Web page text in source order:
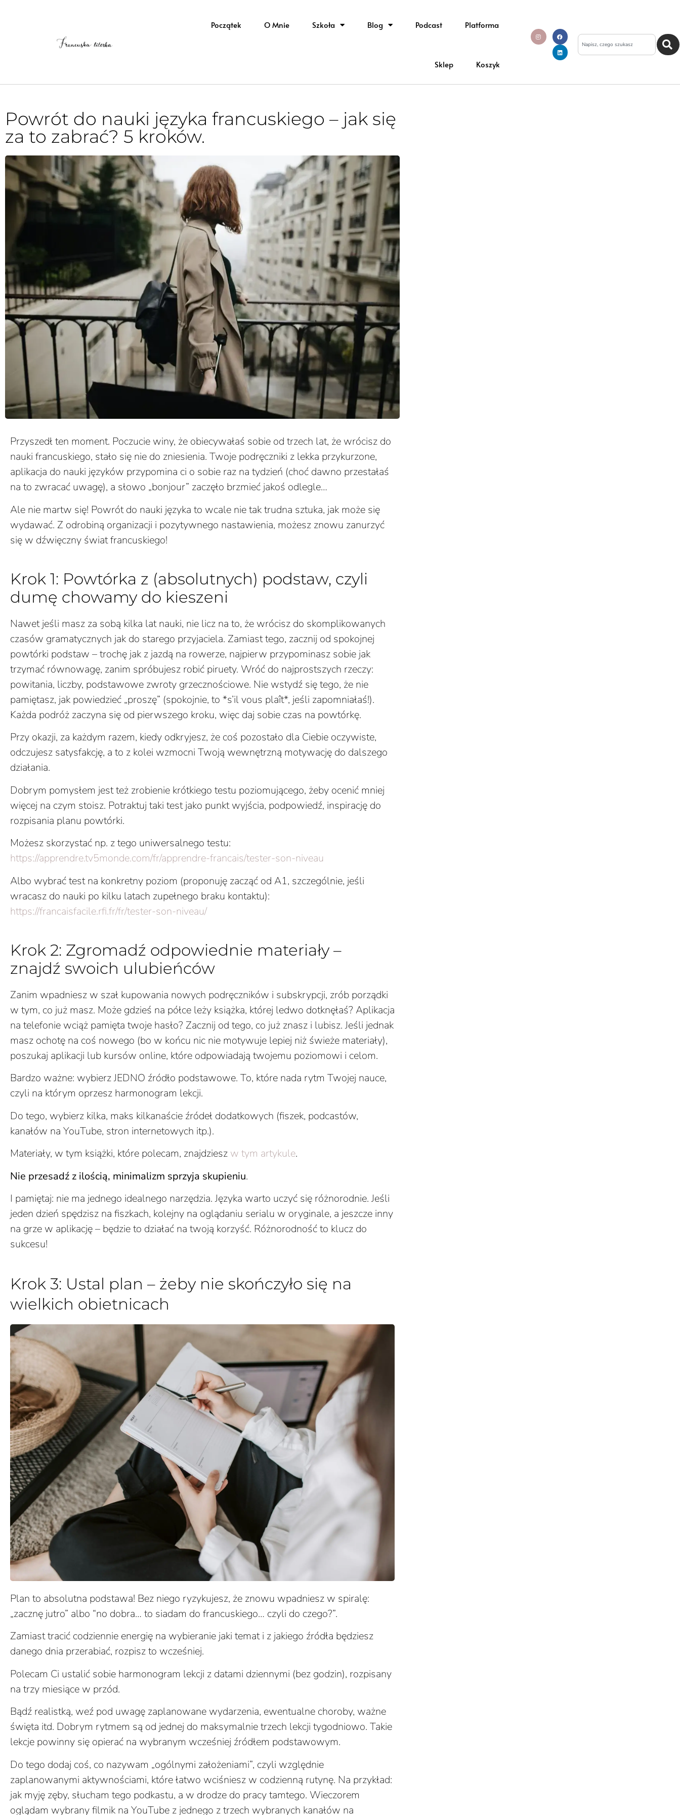
Początek O Mnie Szkoła Blog Podcast Platforma
Sklep Koszyk
Powrót do nauki języka francuskiego – jak się
za to zabrać? 5 kroków.
Przyszedł ten moment. Poczucie winy, że obiecywałaś sobie od trzech lat, że wrócisz do
nauki francuskiego, stało się nie do zniesienia. Twoje podręczniki z lekka przykurzone,
aplikacja do nauki języków przypomina ci o sobie raz na tydzień (choć dawno przestałaś
na to zwracać uwagę), a słowo „bonjour” zaczęło brzmieć jakoś odlegle…
Ale nie martw się! Powrót do nauki języka to wcale nie tak trudna sztuka, jak może się
wydawać. Z odrobiną organizacji i pozytywnego nastawienia, możesz znowu zanurzyć
się w dźwięczny świat francuskiego!
Krok 1: Powtórka z (absolutnych) podstaw, czyli
dumę chowamy do kieszeni
Nawet jeśli masz za sobą kilka lat nauki, nie licz na to, że wrócisz do skomplikowanych
czasów gramatycznych jak do starego przyjaciela. Zamiast tego, zacznij od spokojnej
powtórki podstaw – trochę jak z jazdą na rowerze, najpierw przypominasz sobie jak
trzymać równowagę, zanim spróbujesz robić piruety. Wróć do najprostszych rzeczy:
powitania, liczby, podstawowe zwroty grzecznościowe. Nie wstydź się tego, że nie
pamiętasz, jak powiedzieć „proszę” (spokojnie, to *s’il vous plaît*, jeśli zapomniałaś!).
Każda podróż zaczyna się od pierwszego kroku, więc daj sobie czas na powtórkę.
Przy okazji, za każdym razem, kiedy odkryjesz, że coś pozostało dla Ciebie oczywiste,
odczujesz satysfakcję, a to z kolei wzmocni Twoją wewnętrzną motywację do dalszego
działania.
Dobrym pomysłem jest też zrobienie krótkiego testu poziomującego, żeby ocenić mniej
więcej na czym stoisz. Potraktuj taki test jako punkt wyjścia, podpowiedź, inspirację do
rozpisania planu powtórki.
Możesz skorzystać np. z tego uniwersalnego testu:
https://apprendre.tv5monde.com/fr/apprendre-francais/tester-son-niveau
Albo wybrać test na konkretny poziom (proponuję zacząć od A1, szczególnie, jeśli
wracasz do nauki po kilku latach zupełnego braku kontaktu):
https://francaisfacile.rfi.fr/fr/tester-son-niveau/
Krok 2: Zgromadź odpowiednie materiały –
znajdź swoich ulubieńców
Zanim wpadniesz w szał kupowania nowych podręczników i subskrypcji, zrób porządki
w tym, co już masz. Może gdzieś na półce leży książka, której ledwo dotknęłaś? Aplikacja
na telefonie wciąż pamięta twoje hasło? Zacznij od tego, co już znasz i lubisz. Jeśli jednak
masz ochotę na coś nowego (bo w końcu nic nie motywuje lepiej niż świeże materiały),
poszukaj aplikacji lub kursów online, które odpowiadają twojemu poziomowi i celom.
Bardzo ważne: wybierz JEDNO źródło podstawowe. To, które nada rytm Twojej nauce,
czyli na którym oprzesz harmonogram lekcji.
Do tego, wybierz kilka, maks kilkanaście źródeł dodatkowych (fiszek, podcastów,
kanałów na YouTube, stron internetowych itp.).
Materiały, w tym książki, które polecam, znajdziesz w tym artykule.
Nie przesadź z ilością, minimalizm sprzyja skupieniu.
I pamiętaj: nie ma jednego idealnego narzędzia. Języka warto uczyć się różnorodnie. Jeśli
jeden dzień spędzisz na fiszkach, kolejny na oglądaniu serialu w oryginale, a jeszcze inny
na grze w aplikację – będzie to działać na twoją korzyść. Różnorodność to klucz do
sukcesu!
Krok 3: Ustal plan – żeby nie skończyło się na
wielkich obietnicach
Plan to absolutna podstawa! Bez niego ryzykujesz, że znowu wpadniesz w spiralę:
„zacznę jutro” albo “no dobra… to siadam do francuskiego… czyli do czego?”.
Zamiast tracić codziennie energię na wybieranie jaki temat i z jakiego źródła będziesz
danego dnia przerabiać, rozpisz to wcześniej.
Polecam Ci ustalić sobie harmonogram lekcji z datami dziennymi (bez godzin), rozpisany
na trzy miesiące w przód.
Bądź realistką, weź pod uwagę zaplanowane wydarzenia, ewentualne choroby, ważne
święta itd. Dobrym rytmem są od jednej do maksymalnie trzech lekcji tygodniowo. Takie
lekcje powinny się opierać na wybranym wcześniej źródłem podstawowym.
Do tego dodaj coś, co nazywam „ogólnymi założeniami”, czyli względnie
zaplanowanymi aktywnościami, które łatwo wciśniesz w codzienną rutynę. Na przykład:
jak myję zęby, słucham tego podkastu, a w drodze do pracy tamtego. Wieczorem
oglądam wybrany filmik na YouTube z jednego z trzech wybranych kanałów na